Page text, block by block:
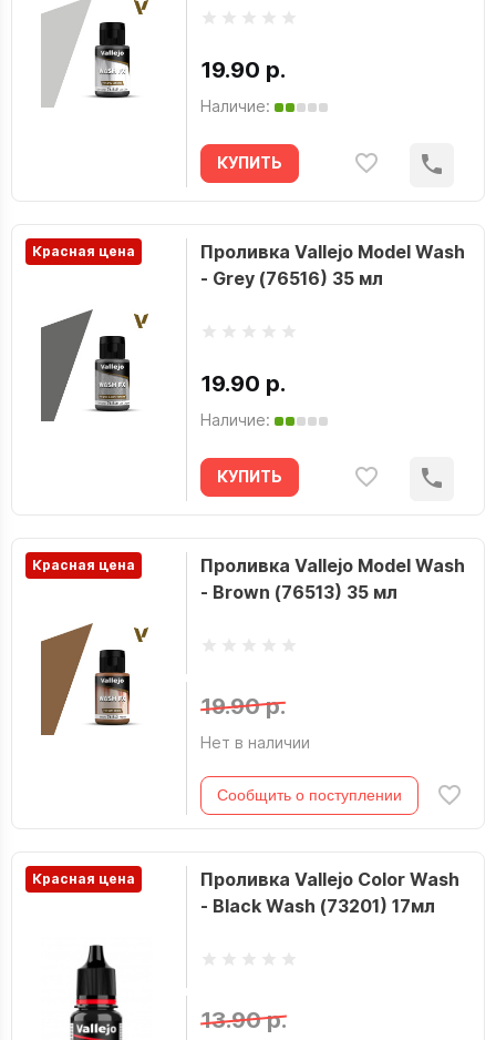
19.90 р.
Наличие:
КУПИТЬ
Красная цена
Проливка Vallejo Model Wash
- Grey (76516) 35 мл
19.90 р.
Наличие:
КУПИТЬ
Красная цена
Проливка Vallejo Model Wash
- Brown (76513) 35 мл
19.90 р.
Нет в наличии
Сообщить о поступлении
Красная цена
Проливка Vallejo Color Wash
- Black Wash (73201) 17мл
13.90 р.